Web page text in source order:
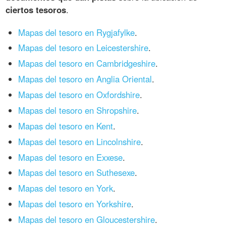
ciertos tesoros.
Mapas del tesoro en Rygjafylke.
Mapas del tesoro en Leicestershire.
Mapas del tesoro en Cambridgeshire.
Mapas del tesoro en Anglia Oriental.
Mapas del tesoro en Oxfordshire.
Mapas del tesoro en Shropshire.
Mapas del tesoro en Kent.
Mapas del tesoro en Lincolnshire.
Mapas del tesoro en Exxese.
Mapas del tesoro en Suthesexe.
Mapas del tesoro en York.
Mapas del tesoro en Yorkshire.
Mapas del tesoro en Gloucestershire.